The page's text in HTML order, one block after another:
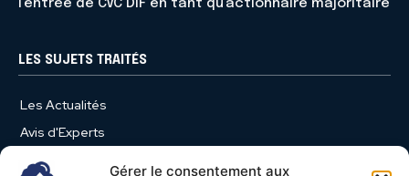
Gérer le consentement aux
l’entrée de CVC DIF en tant qu’actionnaire majoritaire
LES SUJETS TRAITÉS
Les Actualités
Avis d'Experts
Produits et Services